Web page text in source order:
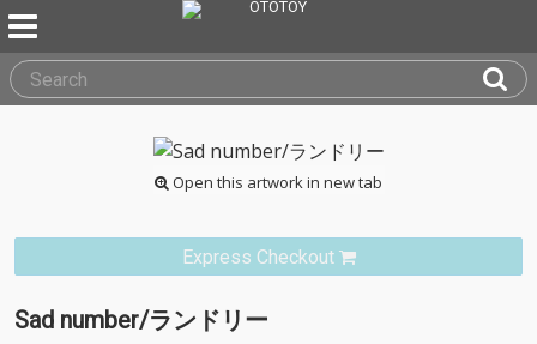
Open this artwork in new tab
Express Checkout
Sad number/ランドリー